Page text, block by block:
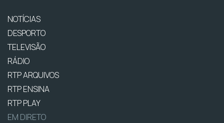
NOTÍCIAS
DESPORTO
TELEVISÃO
RÁDIO
RTP ARQUIVOS
RTP ENSINA
RTP PLAY
EM DIRETO